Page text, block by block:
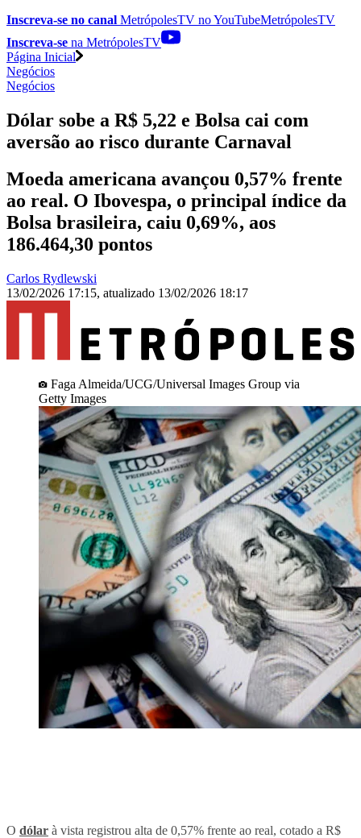
Inscreva-se no canal MetrópolesTV noYouTubeMetrópolesTV
Inscreva-se na MetrópolesTV
Página Inicial
Negócios
Negócios
Dólar sobe a R$ 5,22 e Bolsa cai com
aversão ao risco durante Carnaval
Moeda americana avançou 0,57% frente
ao real. O Ibovespa, o principal índice da
Bolsa brasileira, caiu 0,69%, aos
186.464,30 pontos
Carlos Rydlewski
13/02/2026 17:15, atualizado 13/02/2026 18:17
Faga Almeida/UCG/Universal Images Group via
Getty Images
O dólar à vista registrou alta de 0,57% frente ao real, cotado a R$